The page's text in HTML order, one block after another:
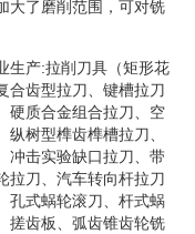
大了磨削范围，可对铣
生产:拉削刀具（矩形花
合齿型拉刀、键槽拉刀
硬质合金组合拉刀、空
树型榫齿榫槽拉刀、
冲击实验缺口拉刀、带
拉刀、汽车转向杆拉刀
孔式蜗轮滚刀、杆式蜗
搓齿板、弧齿锥齿轮铣